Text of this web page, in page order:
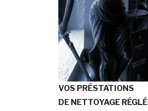
VOS PRÉSTATIONS
DE NETTOYAGE